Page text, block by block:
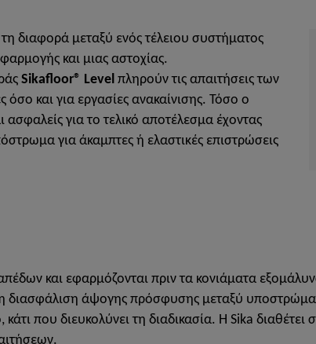
διαφορά μεταξύ ενός τέλειου συστήματος
και μιας αστοχίας.
Sikafloor® Level πληρούν τις απαιτήσεις των
και για εργασίες ανακαίνισης. Τόσο ο
για το τελικό αποτέλεσμα έχοντας
για άκαμπτες ή ελαστικές επιστρώσεις
και εφαρμόζονται πριν τα κονιάματα
διασφάλιση άψογης πρόσφυσης μεταξύ
που διευκολύνει τη διαδικασία. Η Sika